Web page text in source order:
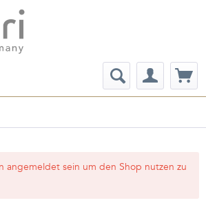
angemeldet sein um den Shop nutzen zu